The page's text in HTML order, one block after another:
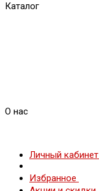
Каталог
О нас
Личный кабинет
Избранное